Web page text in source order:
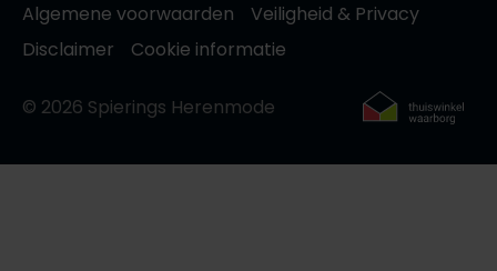
Algemene voorwaarden
Veiligheid & Privacy
Disclaimer
Cookie informatie
© 2026 Spierings Herenmode